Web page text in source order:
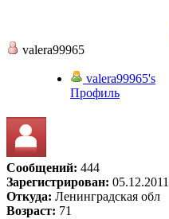
valera99965
valera99965's
Профиль
Сообщений: 444
Зарегистрирован: 05.12.2011
Откуда: Ленинградская обл
Возраст: 71